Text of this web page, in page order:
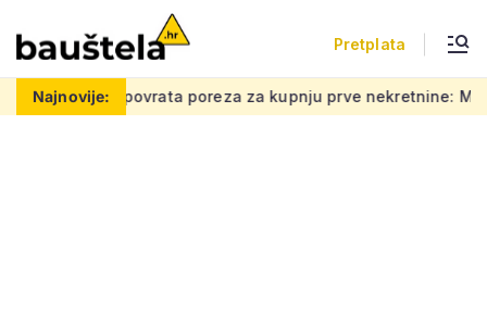
Pretplata
Najnovije:
poreza za kupnju prve nekretnine: Morate znati ovih 5